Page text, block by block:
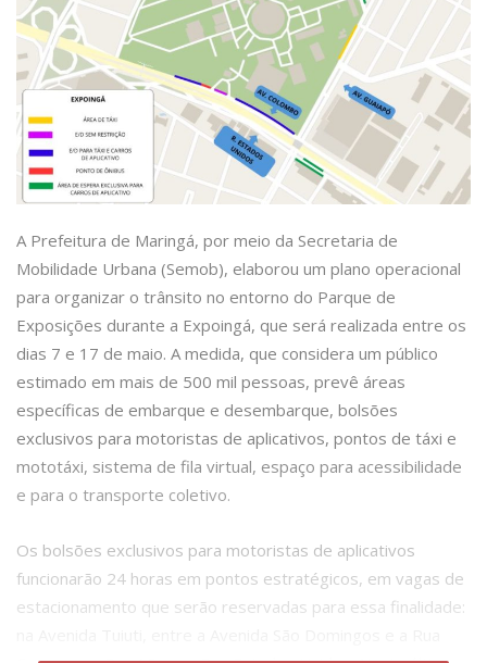
A Prefeitura de Maringá, por meio da Secretaria de
Mobilidade Urbana (Semob), elaborou um plano operacional
para organizar o trânsito no entorno do Parque de
Exposições durante a Expoingá, que será realizada entre os
dias 7 e 17 de maio. A medida, que considera um público
estimado em mais de 500 mil pessoas, prevê áreas
específicas de embarque e desembarque, bolsões
exclusivos para motoristas de aplicativos, pontos de táxi e
mototáxi, sistema de fila virtual, espaço para acessibilidade
e para o transporte coletivo.
Os bolsões exclusivos para motoristas de aplicativos
funcionarão 24 horas em pontos estratégicos, em vagas de
estacionamento que serão reservadas para essa finalidade: